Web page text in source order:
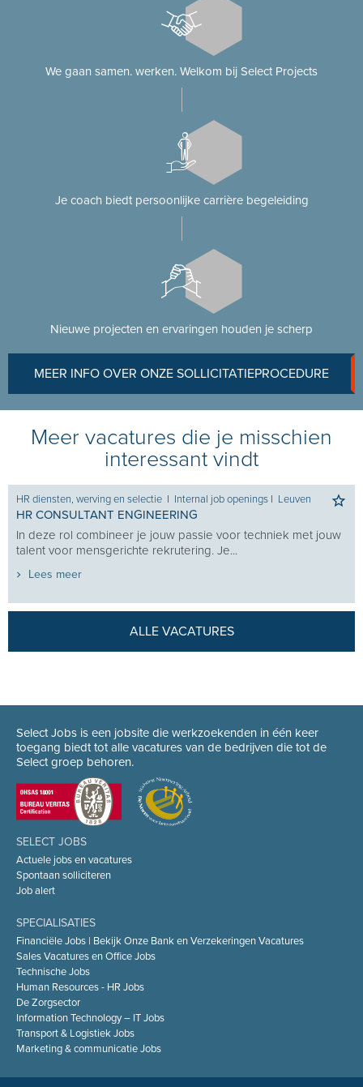
We gaan samen. werken. Welkom bij Select Projects
Je coach biedt persoonlijke carrière begeleiding
Nieuwe projecten en ervaringen houden je scherp
MEER INFO OVER ONZE SOLLICITATIEPROCEDURE
Meer vacatures die je misschien
interessant vindt
HR diensten, werving en selectie I Internal job openings I Leuven
HR CONSULTANT ENGINEERING
In deze rol combineer je jouw passie voor techniek met jouw
talent voor mensgerichte rekrutering. Je...
Lees meer
ALLE VACATURES
Select Jobs is een jobsite die werkzoekenden in één keer
toegang biedt tot alle vacatures van de bedrijven die tot de
Select groep behoren.
SELECT JOBS
Actuele jobs en vacatures
Spontaan solliciteren
Job alert
SPECIALISATIES
Financiële Jobs | Bekijk Onze Bank en Verzekeringen Vacatures
Sales Vacatures en Office Jobs
Technische Jobs
Human Resources - HR Jobs
De Zorgsector
Information Technology – IT Jobs
Transport & Logistiek Jobs
Marketing & communicatie Jobs